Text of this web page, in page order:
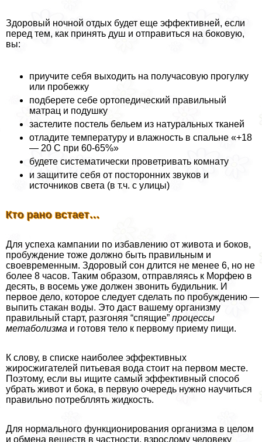
Здоровый ночной отдых будет еще эффективней, если
перед тем, как принять душ и отправиться на боковую,
вы:
приучите себя выходить на получасовую прогулку
или пробежку
подберете себе ортопедический правильный
матрац и подушку
застелите постель бельем из натуральных тканей
отладите температуру и влажность в спальне «+18
— 20 С при 60-65%»
будете систематически проветривать комнату
и защитите себя от посторонних звуков и
источников света (в т.ч. с улицы)
Кто рано встает…
Для успеха кампании по избавлению от живота и боков,
пробуждение тоже должно быть правильным и
своевременным. Здоровый сон длится не менее 6, но не
более 8 часов. Таким образом, отправляясь к Морфею в
десять, в восемь уже должен звонить будильник. И
первое дело, которое следует сделать по пробуждению —
выпить стакан воды. Это даст вашему организму
правильный старт, разгоняя “спящие” процессы
метаболизма и готовя тело к первому приему пищи.
К слову, в списке наиболее эффективных
жиросжигателей питьевая вода стоит на первом месте.
Поэтому, если вы ищите самый эффективный способ
убрать живот и бока, в первую очередь нужно научиться
правильно потрeбллять жидкость.
Для нормального функционирования организма в целом
и обмена веществ в частности, взрослому человеку